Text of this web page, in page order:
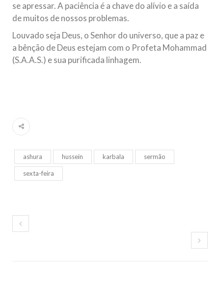
se apressar. A paciência é a chave do alívio e a saída
de muitos de nossos problemas.
Louvado seja Deus, o Senhor do universo, que a paz e
a bênção de Deus estejam com o Profeta Mohammad
(S.A.A.S.) e sua purificada linhagem.
ashura hussein karbala sermão
sexta-feira